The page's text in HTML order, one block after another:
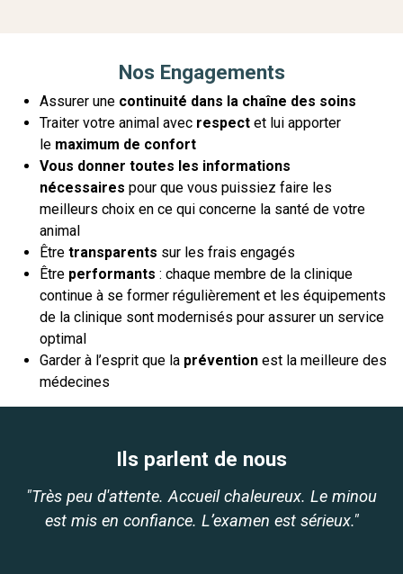
Nos Engagements
Assurer une continuité dans la chaîne des soins
Traiter votre animal avec respect et lui apporter
le maximum de confort
Vous donner toutes les informations
nécessaires pour que vous puissiez faire les
meilleurs choix en ce qui concerne la santé de votre
animal
Être transparents sur les frais engagés
Être performants : chaque membre de la clinique
continue à se former régulièrement et les équipements
de la clinique sont modernisés pour assurer un service
optimal
Garder à l’esprit que la prévention est la meilleure des
médecines
Ils parlent de nous
"Très peu d'attente. Accueil chaleureux. Le minou
est mis en confiance. L’examen est sérieux."
"Je fréquente cette clinique vétérinaire depuis de
très nombreuses années. Le personnel y est